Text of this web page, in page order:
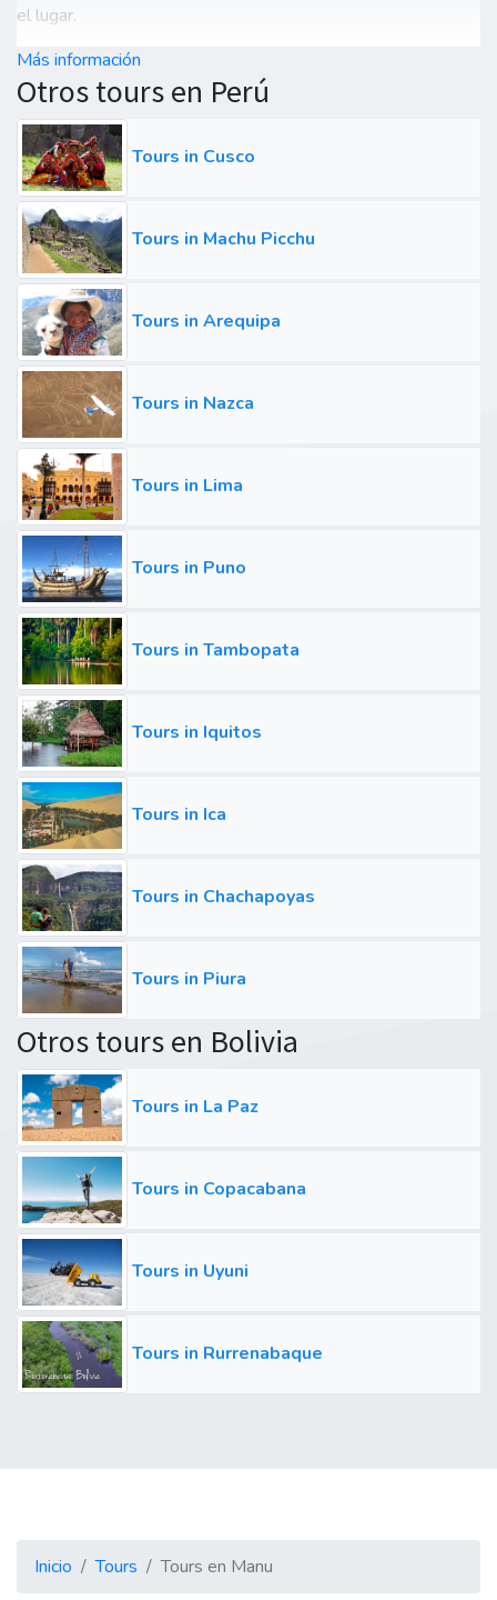
el lugar.
Más información
Otros tours en Perú
Tours in Cusco
Tours in Machu Picchu
Tours in Arequipa
Tours in Nazca
Tours in Lima
Tours in Puno
Tours in Tambopata
Tours in Iquitos
Tours in Ica
Tours in Chachapoyas
Tours in Piura
Otros tours en Bolivia
Tours in La Paz
Tours in Copacabana
Tours in Uyuni
Tours in Rurrenabaque
Inicio Tours Tours en Manu